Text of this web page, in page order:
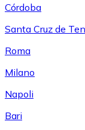
Córdoba
Santa Cruz de
Roma
Milano
Napoli
Bari